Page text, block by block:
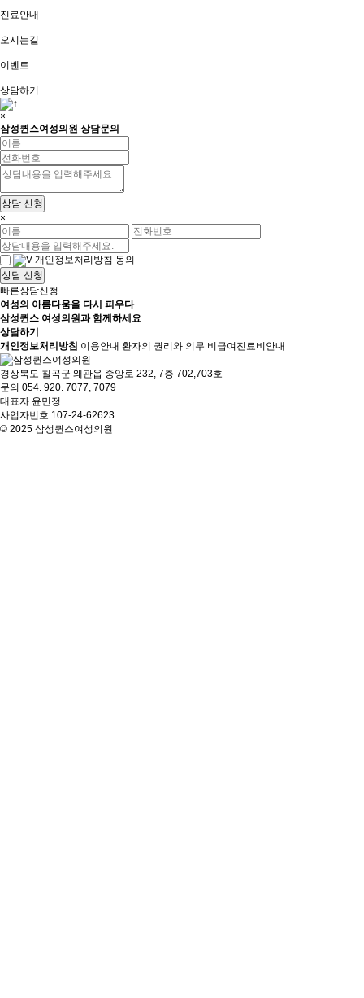
진료안내
오시는길
이벤트
상담하기
×
삼성퀸스여성의원 상담문의
상담 신청
×
개인정보처리방침 동의
상담 신청
빠른상담신청
여성의 아름다움을 다시 피우다
삼성퀸스 여성의원과 함께하세요
상담하기
개인정보처리방침 이용안내 환자의 권리와 의무 비급여진료비안내
경상북도 칠곡군 왜관읍 중앙로 232, 7층 702,703호
문의 054. 920. 7077, 7079
대표자 윤민정
사업자번호 107-24-62623
© 2025 삼성퀸스여성의원